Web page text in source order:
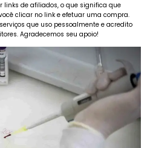
links de afiliados, o que significa que
clicar no link e efetuar uma compra.
que uso pessoalmente e acredito
Agradecemos seu apoio!